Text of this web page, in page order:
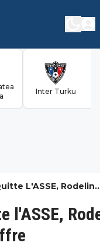
Inter Turku
L'ASSE, Rodelin
Offre
l'ASSE,